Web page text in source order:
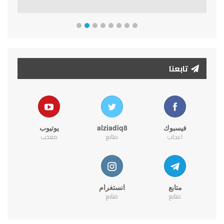
تابعنا
فيسبوك
اعجاب
alziadiq8
متابع
يوتيوب
معجب
متابع
متابع
انستغرام
متابع